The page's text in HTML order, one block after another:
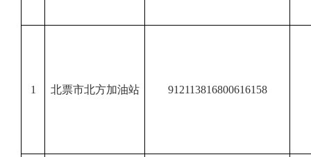
1 北票市北方加油站 912113816800616158